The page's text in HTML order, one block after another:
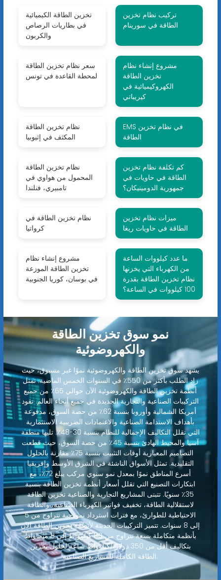
تخزين الطاقة الكيميائية
في بطاريات الرصاص
والكربون
تركيب نظام تخزين
الطاقة في سورينام
سعر نظام تخزين الطاقة
لمحطة القاعدة في تونس
مشروع إنشاء نظام
تخزين الطاقة
الكهروكيميائية في
كيريباتي
نظام تخزين الطاقة
المكثف في إثيوبيا
EMS في نظام تخزين
الطاقة
نظام تخزين الطاقة
المحمول من هواوي في
تامبيري، فنلندا
كم تكلفة نظام تخزين
الطاقة في حاويات في
جمهورية الدومينيكان؟
نظام تخزين الطاقة في
كرواتيا
ميزات نظام تخزين
الطاقة في حاويات ريغا
مشروع إنشاء نظام
تخزين الطاقة الموزعة
في بوسان، كوريا الجنوبية
ما عدد كيلووات الساعة
من الكهرباء التي يخزنها
نظام تخزين الطاقة بقدرة
100 كيلووات في الساعة؟
نمو سوق تخزين الطاقة
والكهروضوئية
يشهد سوق تخزين الطاقة والكهروضوئية نموًا غير مسبوق، حيث
زاد الطلب بأكثر من 550٪ في السنوات الخمس الماضية. تمثل
أنظمة تخزين الطاقة والكهروضوئية الآن حوالي 65٪ من جميع
التركيبات الصناعية والتجارية الجديدة في جميع أنحاء العالم. تقود
أمريكا الشمالية وأوروبا بنسبة 62٪ من حصة السوق، مدفوعة
بأهداف الاستدامة الصناعية والاعتمادات الضريبية الاستثمارية
التي تقلل التكاليف الإجمالية للنظام بنسبة 30-48٪. تليها منطقة
آسيا والمحيط الهادئ بنسبة 45٪ من حصة السوق، حيث قطعت
التصاميم المعيارية أوقات التثبيت بنسبة 75٪ مقارنة بالحلول
التقليدية. تمثل الأسواق الناشئة في الشرق الأوسط وإفريقيا
أسرع المناطق نموًا بمعدل نمو سنوي مركب يبلغ 72٪، مع
ابتكارات التصنيع التي تقلل أسعار أنظمة تخزين الطاقة بنسبة
35٪ سنويًا. تتبنى المشاريع التجارية والصناعية تخزين الطاقة
لاستقلالية الطاقة، تخفيف فواتير الكهرباء الصناعية، والطاقة
الاحتياطية للطوارئ، مع فترات استرداد نموذجية تتراوح من 5
إلى 8 سنوات. تتميز التركيبات الحديثة لأنظمة تخزين الطاقة الآن
بأنظمة متكاملة بسعة تتراوح من 80 كيلوواط إلى 8 ميجاواط
بتكاليف أقل من 350 دولارًا/كيلوواط ساعة لحلول تخزين
الطاقة الكاملة للمشاريع الصناعية.